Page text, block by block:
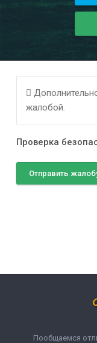
жалобой.
Проверка
Отправить
Пообщаемся